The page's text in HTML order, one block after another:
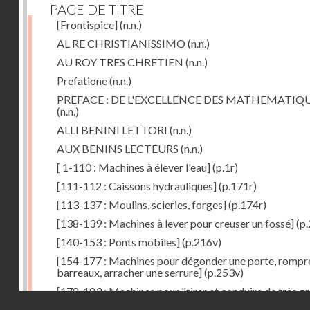
PAGE DE TITRE
[Frontispice](n.n.)
AL RE CHRISTIANISSIMO (n.n.)
AU ROY TRES CHRETIEN (n.n.)
Prefatione(n.n.)
PREFACE : DE L'EXCELLENCE DES
(n.n.)
ALLI BENINI LETTORI (n.n.)
AUX BENINS LECTEURS (n.n.)
[ 1-110 : Machines à élever l'eau](p.1r)
[111-112 : Caissons hydrauliques](p.171r)
[113-137 : Moulins, scieries, forges](p.174r)
[138-139 : Machines à lever pour creuser un fossé]
[140-153 : Ponts mobiles](p.216v)
[154-177 : Machines pour dégonder une porte,
barreaux, arracher une serrure](p.253v)
[178-183 : Machines pour "tirer et conduire de très